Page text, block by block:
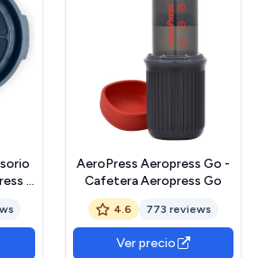
|
tipo
|
AeroPress Aeropress Go -
Cafetera Aeropress Go
4.6 773 reviews
Ver precio